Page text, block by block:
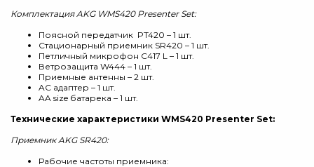
Комплектация AKG WMS420 Presenter Set:
Поясной передатчик PT420 – 1 шт.
Стационарный приемник SR420 – 1 шт.
Петличный микрофон C417 L – 1 шт.
Ветрозащита W444 – 1 шт.
Приемные антенны – 2 шт.
AC адаптер – 1 шт.
AA size батарека – 1 шт.
Технические характеристики WMS420 Presenter Set:
Приемник AKG SR420:
Рабочие частоты приемника: